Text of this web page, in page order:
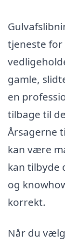
tjeneste for
gamle,
en
tilbage til
Årsagerne
kan være
kan tilbyde
og
korrekt.
Når du